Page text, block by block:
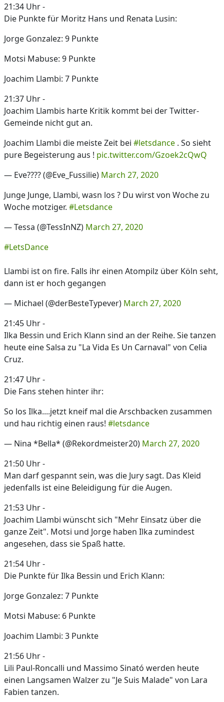
21:34 Uhr -
Die Punkte für Moritz Hans und Renata Lusin:
Jorge Gonzalez: 9 Punkte
Motsi Mabuse: 9 Punkte
Joachim Llambi: 7 Punkte
21:37 Uhr -
Joachim Llambis harte Kritik kommt bei der Twitter-
Gemeinde nicht gut an.
Joachim Llambi die meiste Zeit bei #letsdance . So sieht
pure Begeisterung aus ! pic.twitter.com/Gzoek2cQwQ
— Eve???? (@Eve_Fussilie) March 27, 2020
Junge Junge, Llambi, wasn los ? Du wirst von Woche zu
Woche motziger. #Letsdance
— Tessa (@TessInNZ) March 27, 2020
#LetsDance
Llambi ist on fire. Falls ihr einen Atompilz über Köln seht,
dann ist er hoch gegangen
— Michael (@derBesteTypever) March 27, 2020
21:45 Uhr -
Ilka Bessin und Erich Klann sind an der Reihe. Sie tanzen
heute eine Salsa zu "La Vida Es Un Carnaval" von Celia
Cruz.
21:47 Uhr -
Die Fans stehen hinter ihr:
So los Ilka....jetzt kneif mal die Arschbacken zusammen
und hau richtig einen raus! #letsdance
— Nina *Bella* (@Rekordmeister20) March 27, 2020
21:50 Uhr -
Man darf gespannt sein, was die Jury sagt. Das Kleid
jedenfalls ist eine Beleidigung für die Augen.
21:53 Uhr -
Joachim Llambi wünscht sich "Mehr Einsatz über die
ganze Zeit". Motsi und Jorge haben Ilka zumindest
angesehen, dass sie Spaß hatte.
21:54 Uhr -
Die Punkte für Ilka Bessin und Erich Klann:
Jorge Gonzalez: 7 Punkte
Motsi Mabuse: 6 Punkte
Joachim Llambi: 3 Punkte
21:56 Uhr -
Lili Paul-Roncalli und Massimo Sinató werden heute
einen Langsamen Walzer zu "Je Suis Malade" von Lara
Fabien tanzen.